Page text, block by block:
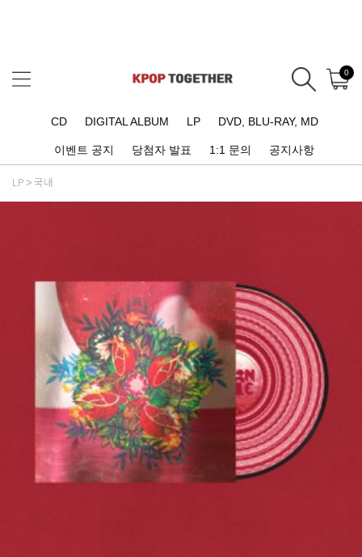
0
CD DIGITAL ALBUM LP DVD, BLU-RAY, MD
이벤트 공지 당첨자 발표 1:1 문의 공지사항
LP 국내